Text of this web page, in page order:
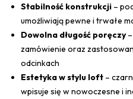
Stabilność konstrukcji –
umożliwiają pewne i trwałe
Dowolna długość poręczy–
zamówienie oraz
odcinkach
Estetyka w stylu loft –
wpisuje się w nowoczesne i